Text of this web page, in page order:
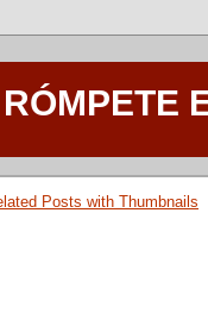
RÓMPETE